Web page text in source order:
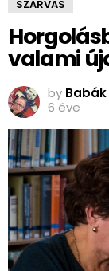
SZARVAS
valami
by Babák
6 éve